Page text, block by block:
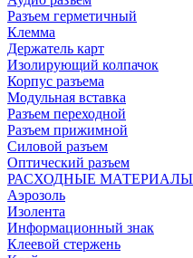
Разъем герметичный
Клемма
Держатель карт
Изолирующий колпачок
Корпус разъема
Модульная вставка
Разъем переходной
Разъем прижимной
Силовой разъем
Оптический разъем
РАСХОДНЫЕ МАТЕРИАЛЫ
Аэрозоль
Изолента
Информационный знак
Клеевой стержень